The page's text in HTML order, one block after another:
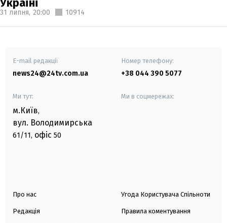
31 липня, 20:00 10914
E-mail редакції
news24@24tv.com.ua
Номер телефону:
+38 044 390 5077
Ми тут:
м.Київ,
вул. Володимирська
61/11, офіс 50
Ми в соцмережах:
Про нас
Редакція
Угода Користувача Спільноти
Правила коментування